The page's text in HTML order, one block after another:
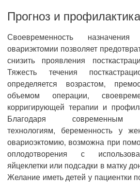
Прогноз и профилактика
Своевременность
овариэктомии позволяет
снизить проявления
Тяжесть течения
определяется возрастом,
объемом операции,
корригирующей терапии и
Благодаря современным
технологиям, беременность у
овариоэктомию, возможна при
оплодотворения с
яйцеклетки или подсадки в матку
Желание иметь детей у пациентки